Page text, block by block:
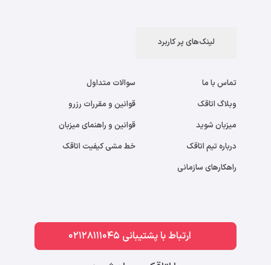
لینک‌های پر کاربرد
تماس با ما
وبلاگ اتاقک
میزبان شوید
درباره تیم اتاقک
راهکارهای سازمانی
سوالات متداول
قوانین و مقررات رزرو
قوانین و راهنمای میزبان
خط مشی کیفیت اتاقک
ارتباط با پشتیبانی 02128111045